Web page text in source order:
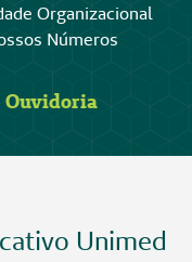
Organizacional
Números
Ouvidoria
Unimed